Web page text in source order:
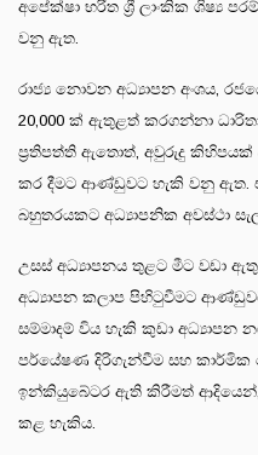
අපේක්ෂා භරිත ශ්‍රී ලාංකික ශිෂ්‍ය
වනු ඇත.
රාජ්‍ය නොවන අධ්‍යාපන අංශය,
20,000 ක් ඇතුළත් කරගන්නා
ප්‍රතිපත්ති ඇතොත්, අවුරුදු
කර දීමට ආණ්ඩුවට හැකි වනු ඇත.
බහුතරයකට අධ්‍යාපනික අවස්ථා
උසස් අධ්‍යාපනය තුළට මීට වඩා
අධ්‍යාපන කලාප පිහිටුවීමට
සම්මාදම් විය හැකි කුඩා අධ්‍යාපන
පර්යේෂණ දිරිගැන්වීම සහ
ඉන්කියුබේටර ඇති කිරීමත් ආදියෙන්,
කළ හැකිය.